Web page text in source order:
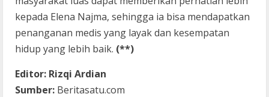
kepada Elena Najma, sehingga ia bisa mendapatkan
penanganan medis yang layak dan kesempatan
hidup yang lebih baik. (**)
Editor: Rizqi Ardian
Sumber: Beritasatu.com